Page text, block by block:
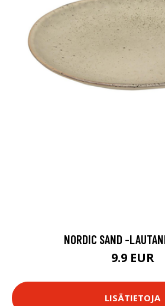
NORDIC SAND -
9.9 EUR
LISÄTIETOJA